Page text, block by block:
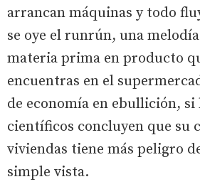
arrancan máquinas y todo
se oye el runrún, una
materia prima en producto
encuentras en el
de economía en ebullición, si
científicos concluyen que su
viviendas tiene más peligro
simple vista.